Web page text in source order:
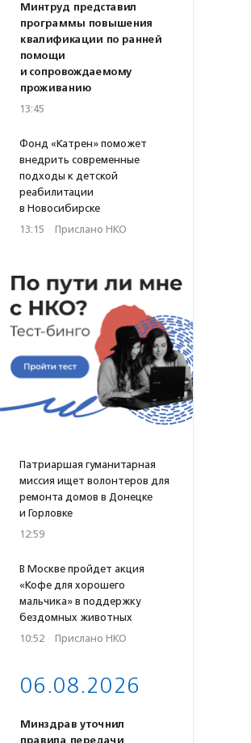
Минтруд представил
программы повышения
квалификации по ранней
помощи
и сопровождаемому
проживанию
13:45
Фонд «Катрен» поможет
внедрить современные
подходы к детской
реабилитации
в Новосибирске
13:15 · Прислано НКО
Патриаршая гуманитарная
миссия ищет волонтеров для
ремонта домов в Донецке
и Горловке
12:59
В Москве пройдет акция
«Кофе для хорошего
мальчика» в поддержку
бездомных животных
10:52 · Прислано НКО
06.08.2026
Минздрав уточнил